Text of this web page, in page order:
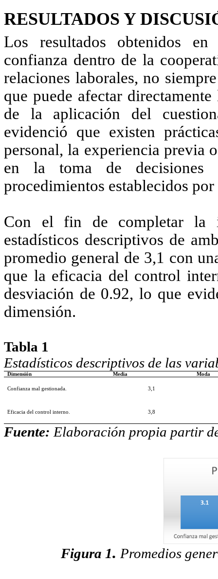
RESULTADOS Y
Los resultados obtenidos
confianza dentro de la
relaciones laborales, no
que puede afectar
de la aplicación del
evidenció que existen
personal, la experiencia previa
en la toma de
procedimientos establecidos
Con el fin de completar la
estadísticos descriptivos de
promedio general de 3,1 con
que la eficacia del control
desviación de 0.92, lo que
dimensión.
Tabla 1
Estadísticos descriptivos de las
Dimensión Media Moda
Confianza mal gestionada. 3,1
Eficacia del control interno. 3,8
Fuente: Elaboración propia partir
Figura 1. Promedios